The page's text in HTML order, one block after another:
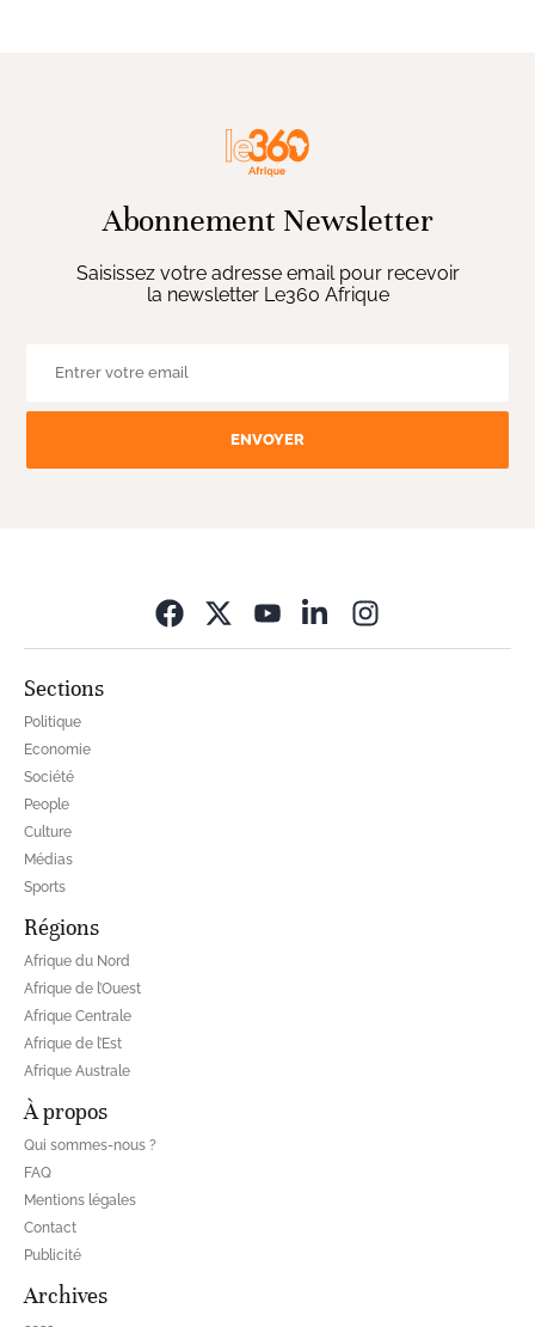
Abonnement Newsletter
Saisissez votre adresse email pour recevoir
la newsletter Le360 Afrique
ENVOYER
Sections
Politique
Economie
Société
People
Culture
Médias
Sports
Régions
Afrique du Nord
Afrique de l’Ouest
Afrique Centrale
Afrique de l’Est
Afrique Australe
À propos
Qui sommes-nous ?
FAQ
Mentions légales
Contact
Publicité
Archives